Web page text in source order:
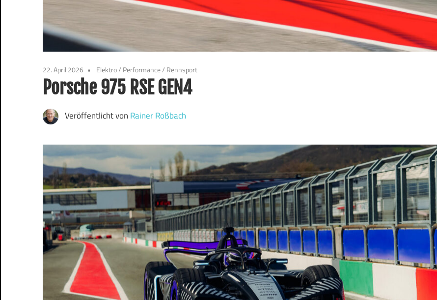
22. April 2026 Elektro/ Performance/ Rennsport
Porsche 975 RSE GEN4
Veröffentlicht von Rainer Roßbach